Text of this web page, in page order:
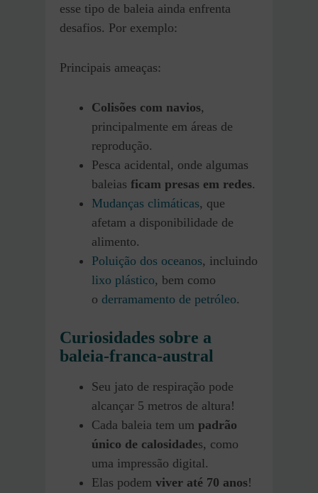
esse tipo de baleia ainda enfrenta
desafios. Por exemplo:
Principais ameaças:
Colisões com navios,
principalmente em áreas de
reprodução.
Pesca acidental, onde algumas
baleias ficam presas em redes.
Mudanças climáticas, que
afetam a disponibilidade de
alimento.
Poluição dos oceanos, incluindo
lixo plástico, bem como
o derramamento de petróleo.
Curiosidades sobre a
baleia-franca-austral
Seu jato de respiração pode
alcançar 5 metros de altura!
Cada baleia tem um padrão
único de calosidades, como
uma impressão digital.
Elas podem viver até 70 anos!